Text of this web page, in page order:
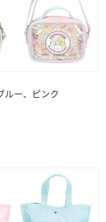
ー、ピンク